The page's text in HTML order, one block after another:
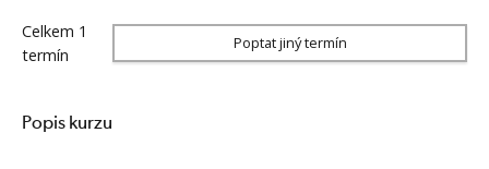
Celkem 1
termín
Poptat jiný termín
Popis kurzu